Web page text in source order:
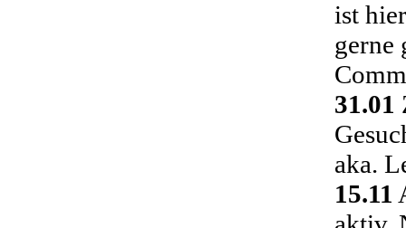
ist
gerne
31.01
aka.
15.11